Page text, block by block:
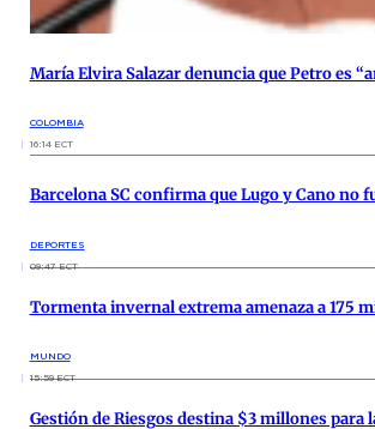
María Elvira Salazar denuncia que Petro es
COLOMBIA
16:14 ECT
Barcelona SC confirma que Lugo y Cano
DEPORTES
09:47 ECT
Tormenta invernal extrema amenaza a 175
MUNDO
15:59 ECT
Gestión de Riesgos destina $3 millones